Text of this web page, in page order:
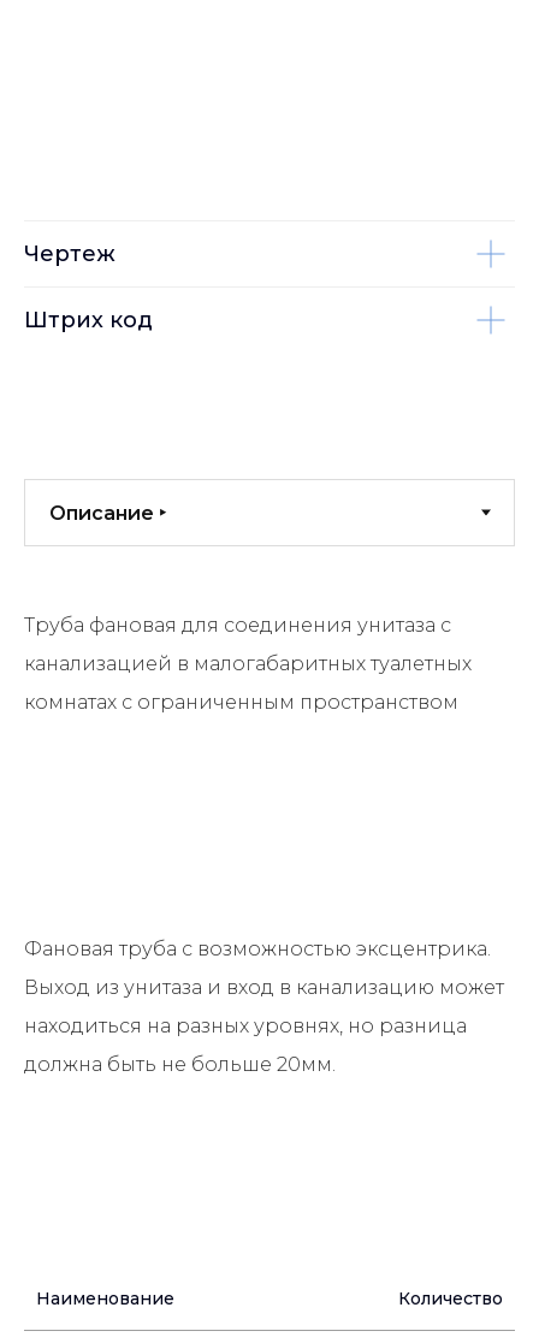
Чертеж
Штрих код
Труба фановая для соединения унитаза с
канализацией в малогабаритных туалетных
комнатах с ограниченным пространством
Фановая труба с возможностью эксцентрика.
Выход из унитаза и вход в канализацию может
находиться на разных уровнях, но разница
должна быть не больше 20мм.
Наименование Количество